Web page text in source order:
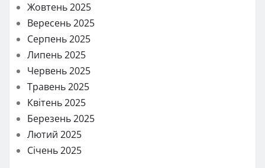
Жовтень 2025
Вересень 2025
Серпень 2025
Липень 2025
Червень 2025
Травень 2025
Квітень 2025
Березень 2025
Лютий 2025
Січень 2025